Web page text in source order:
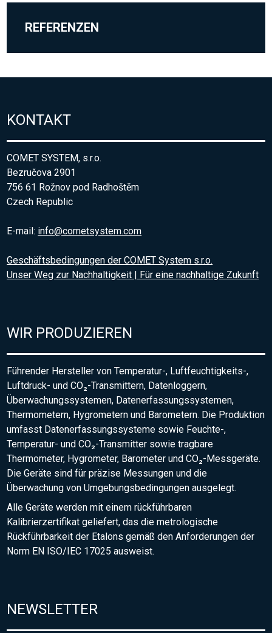
REFERENZEN
KONTAKT
COMET SYSTEM, s.r.o.
Bezručova 2901
756 61 Rožnov pod Radhoštěm
Czech Republic
E-mail: info@cometsystem.com
Geschäftsbedingungen der COMET System s.r.o.
Unser Weg zur Nachhaltigkeit | Für eine nachhaltige Zukunft
WIR PRODUZIEREN
Führender Hersteller von Temperatur-, Luftfeuchtigkeits-,
Luftdruck- und CO₂-Transmittern, Datenloggern,
Überwachungssystemen, Datenerfassungssystemen,
Thermometern, Hygrometern und Barometern. Die Produktion
umfasst Datenerfassungssysteme sowie Feuchte-,
Temperatur- und CO₂-Transmitter sowie tragbare
Thermometer, Hygrometer, Barometer und CO₂-Messgeräte.
Die Geräte sind für präzise Messungen und die
Überwachung von Umgebungsbedingungen ausgelegt.
Alle Geräte werden mit einem rückführbaren
Kalibrierzertifikat geliefert, das die metrologische
Rückführbarkeit der Etalons gemäß den Anforderungen der
Norm EN ISO/IEC 17025 ausweist.
NEWSLETTER